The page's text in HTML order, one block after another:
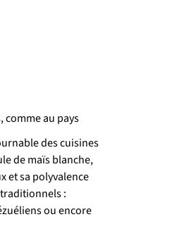
comme au pays
des cuisines
de maïs blanche,
et sa polyvalence
:
ou encore